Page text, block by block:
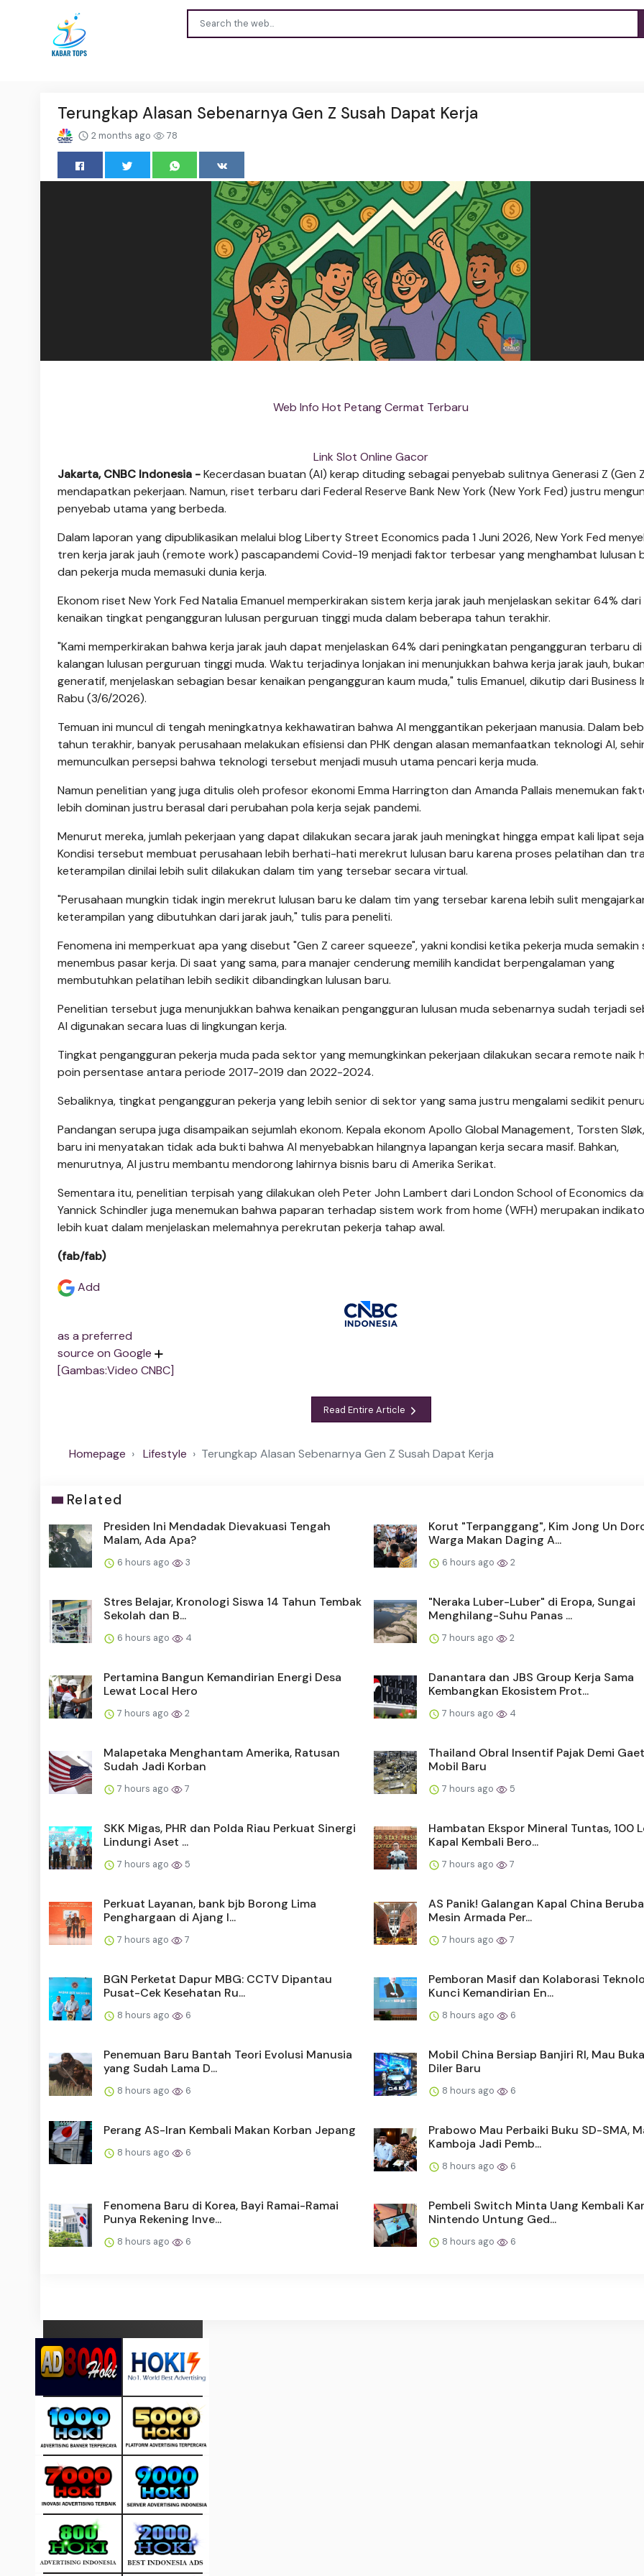
Terungkap Alasan Sebenarnya Gen Z Susah Dapat Kerja
2 months ago 78
Web Info Hot Petang Cermat Terbaru
Link Slot Online Gacor
Jakarta, CNBC Indonesia -Kecerdasan buatan (AI) kerap dituding sebagai penyebab sulitnya Generasi Z (Gen
mendapatkan pekerjaan. Namun, riset terbaru dari Federal Reserve Bank New York (New York Fed) justru
penyebab utama yang berbeda.
Dalam laporan yang dipublikasikan melalui blog Liberty Street Economics pada 1 Juni 2026, New York Fed
tren kerja jarak jauh (remote work) pascapandemi Covid-19 menjadi faktor terbesar yang menghambat lulusan
dan pekerja muda memasuki dunia kerja.
Ekonom riset New York Fed Natalia Emanuel memperkirakan sistem kerja jarak jauh menjelaskan sekitar 64% dari
kenaikan tingkat pengangguran lulusan perguruan tinggi muda dalam beberapa tahun terakhir.
"Kami memperkirakan bahwa kerja jarak jauh dapat menjelaskan 64% dari peningkatan pengangguran terbaru di
kalangan lulusan perguruan tinggi muda. Waktu terjadinya lonjakan ini menunjukkan bahwa kerja jarak jauh,
generatif, menjelaskan sebagian besar kenaikan pengangguran kaum muda," tulis Emanuel, dikutip dari Business
Rabu (3/6/2026).
Temuan ini muncul di tengah meningkatnya kekhawatiran bahwa AI menggantikan pekerjaan manusia. Dalam
tahun terakhir, banyak perusahaan melakukan efisiensi dan PHK dengan alasan memanfaatkan teknologi AI,
memunculkan persepsi bahwa teknologi tersebut menjadi musuh utama pencari kerja muda.
Namun penelitian yang juga ditulis oleh profesor ekonomi Emma Harrington dan Amanda Pallais menemukan
lebih dominan justru berasal dari perubahan pola kerja sejak pandemi.
Menurut mereka, jumlah pekerjaan yang dapat dilakukan secara jarak jauh meningkat hingga empat kali lipat
Kondisi tersebut membuat perusahaan lebih berhati-hati merekrut lulusan baru karena proses pelatihan dan
keterampilan dinilai lebih sulit dilakukan dalam tim yang tersebar secara virtual.
"Perusahaan mungkin tidak ingin merekrut lulusan baru ke dalam tim yang tersebar karena lebih sulit
keterampilan yang dibutuhkan dari jarak jauh," tulis para peneliti.
Fenomena ini memperkuat apa yang disebut "Gen Z career squeeze", yakni kondisi ketika pekerja muda semakin
menembus pasar kerja. Di saat yang sama, para manajer cenderung memilih kandidat berpengalaman yang
membutuhkan pelatihan lebih sedikit dibandingkan lulusan baru.
Penelitian tersebut juga menunjukkan bahwa kenaikan pengangguran lulusan muda sebenarnya sudah terjadi
AI digunakan secara luas di lingkungan kerja.
Tingkat pengangguran pekerja muda pada sektor yang memungkinkan pekerjaan dilakukan secara remote naik
poin persentase antara periode 2017-2019 dan 2022-2024.
Sebaliknya, tingkat pengangguran pekerja yang lebih senior di sektor yang sama justru mengalami sedikit
Pandangan serupa juga disampaikan sejumlah ekonom. Kepala ekonom Apollo Global Management, Torsten
baru ini menyatakan tidak ada bukti bahwa AI menyebabkan hilangnya lapangan kerja secara masif. Bahkan,
menurutnya, AI justru membantu mendorong lahirnya bisnis baru di Amerika Serikat.
Sementara itu, penelitian terpisah yang dilakukan oleh Peter John Lambert dari London School of Economics
Yannick Schindler juga menemukan bahwa paparan terhadap sistem work from home (WFH) merupakan
lebih kuat dalam menjelaskan melemahnya perekrutan pekerja tahap awal.
(fab/fab)
Add
as a preferred
source on Google
[Gambas:Video CNBC]
Read Entire Article
Homepage Lifestyle Terungkap Alasan Sebenarnya Gen Z Susah Dapat Kerja
Related
Presiden Ini Mendadak Dievakuasi Tengah
Malam, Ada Apa?
6 hours ago 3
Korut "Terpanggang", Kim Jong Un
Warga Makan Daging A...
6 hours ago 2
Stres Belajar, Kronologi Siswa 14 Tahun Tembak
Sekolah dan B...
6 hours ago 4
"Neraka Luber-Luber" di Eropa, Sungai
Menghilang-Suhu Panas ...
7 hours ago 2
Pertamina Bangun Kemandirian Energi Desa
Lewat Local Hero
7 hours ago 2
Danantara dan JBS Group Kerja Sama
Kembangkan Ekosistem Prot...
7 hours ago 4
Malapetaka Menghantam Amerika, Ratusan
Sudah Jadi Korban
7 hours ago 7
Thailand Obral Insentif Pajak Demi
Mobil Baru
7 hours ago 5
SKK Migas, PHR dan Polda Riau Perkuat Sinergi
Lindungi Aset ...
7 hours ago 5
Hambatan Ekspor Mineral Tuntas, 100
Kapal Kembali Bero...
7 hours ago 7
Perkuat Layanan, bank bjb Borong Lima
Penghargaan di Ajang I...
7 hours ago 7
AS Panik! Galangan Kapal China
Mesin Armada Per...
7 hours ago 7
BGN Perketat Dapur MBG: CCTV Dipantau
Pusat-Cek Kesehatan Ru...
8 hours ago 6
Pemboran Masif dan Kolaborasi
Kunci Kemandirian En...
8 hours ago 6
Penemuan Baru Bantah Teori Evolusi Manusia
yang Sudah Lama D...
8 hours ago 6
Mobil China Bersiap Banjiri RI, Mau
Diler Baru
8 hours ago 6
Perang AS-Iran Kembali Makan Korban Jepang
8 hours ago 6
Prabowo Mau Perbaiki Buku SD-SMA,
Kamboja Jadi Pemb...
8 hours ago 6
Fenomena Baru di Korea, Bayi Ramai-Ramai
Punya Rekening Inve...
8 hours ago 6
Pembeli Switch Minta Uang Kembali
Nintendo Untung Ged...
8 hours ago 6